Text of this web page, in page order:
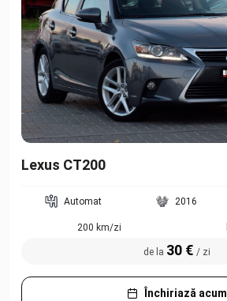
Lexus CT200
Automat 2016
200 km/zi
de la 30 € / zi
Închiriază acum